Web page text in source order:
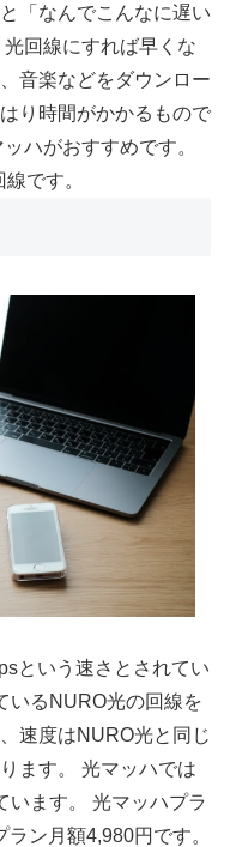
「なんでこんなに遅い
回線にすれば早くな
音楽などをダウンロー
り時間がかかるもので
ハがおすすめです。
です。
という速さとされてい
いるNURO光の回線を
速度はNURO光と同じ
ます。 光マッハでは
います。 光マッハプラ
ン月額4,980円です。